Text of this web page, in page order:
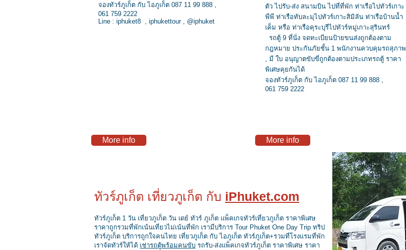
จองทัวร์ภูเก็ต กับ ไอภูเก็ต 087 11 99 888 ,
061 759 2222
Line : iphuket8 , iphukettour , @iphuket
ตัว ไปรับ-ส่ง สนามบิน ไปที่ที่พัก ท่าเรือไปทัวร์เกาะ
พีพี ท่าเรือทับละมุไปทัวร์เกาะสิมิลัน ท่าเรือบ้านน้ำ
เค็ม หรือ ท่าเรือคุระบุรีไปทัวร์หมู่เกาะสุรินทร์
รถตู้ 9 ที่นั่ง จดทะเบียนป้ายขนส่งถูกต้องตาม
กฎหมาย ประกันภัยชั้น 1 พนักงานควบคุมรถสุภาพ
, มี ใบ อนุญาตขับขี่ถูกต้องตามประเภทรถตู้ ราคา
พิเศษคุยกันได้
จองทัวร์ภูเก็ต กับ ไอภูเก็ต 087 11 99 888 ,
061 759 2222
More info More info
ทัวร์ภูเก็ต เที่ยวภูเก็ต กับ iPhuket.com
ทัวร์ภูเก็ต 1 วัน เที่ยวภูเก็ต วัน เดย์ ทัวร์ ภูเก็ต แพ็คเกจทัวร์เที่ยวภูเก็ต ราคาพิเศษ
ราคาถูกรวมที่พักเน้นเที่ยวไม่เน้นที่พัก เรามีบริการ Tour Phuket One Day Trip ทริป
ทัวร์ภูเก็ต บริการถูกใจคนไทย เที่ยวภูเก็ต กับ ไอภูเก็ต ทัวร์ภูเก็ต+รวมที่โรงแรมที่พัก
เราจัดทัวร์ให้ได้ เช่ารถตู้พร้อมคนขับ รถรับ-ส่งแพ็คเกจทัวร์ภูเก็ต ราคาพิเศษ ราคา